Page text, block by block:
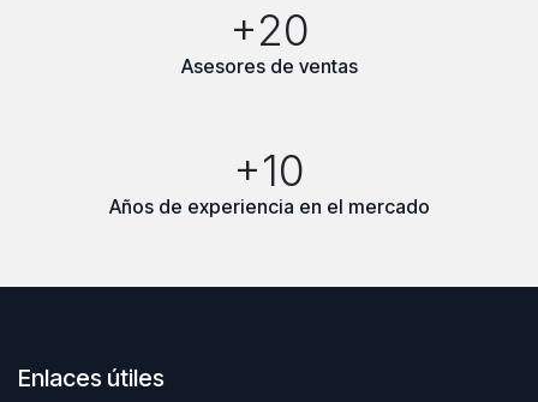
+20
Asesores de ventas
+10
Años de experiencia en el mercado
Enlaces útiles